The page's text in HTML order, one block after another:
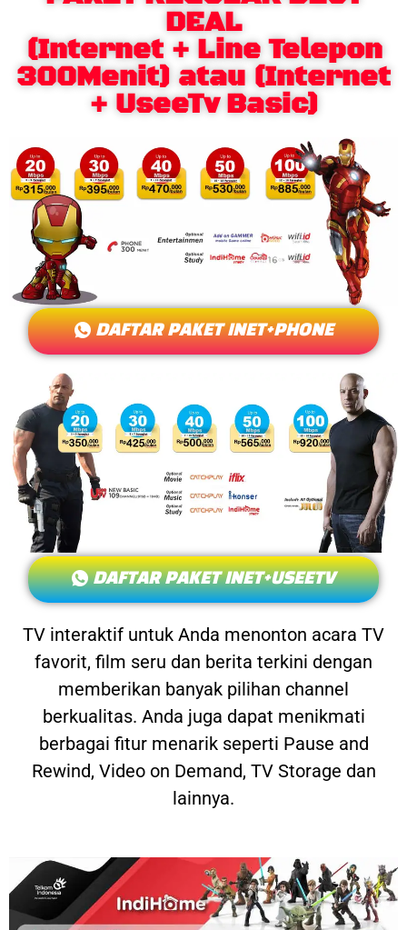
DEAL
(Internet + Line Telepon
300Menit) atau (Internet
+ UseeTv Basic)
DAFTAR PAKET INET+PHONE
DAFTAR PAKET INET+USEETV
TV interaktif untuk Anda menonton acara TV
favorit, film seru dan berita terkini dengan
memberikan banyak pilihan channel
berkualitas. Anda juga dapat menikmati
berbagai fitur menarik seperti Pause and
Rewind, Video on Demand, TV Storage dan
lainnya.